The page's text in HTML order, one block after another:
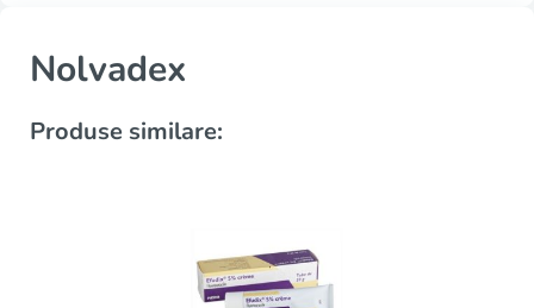
Nolvadex
Produse similare: